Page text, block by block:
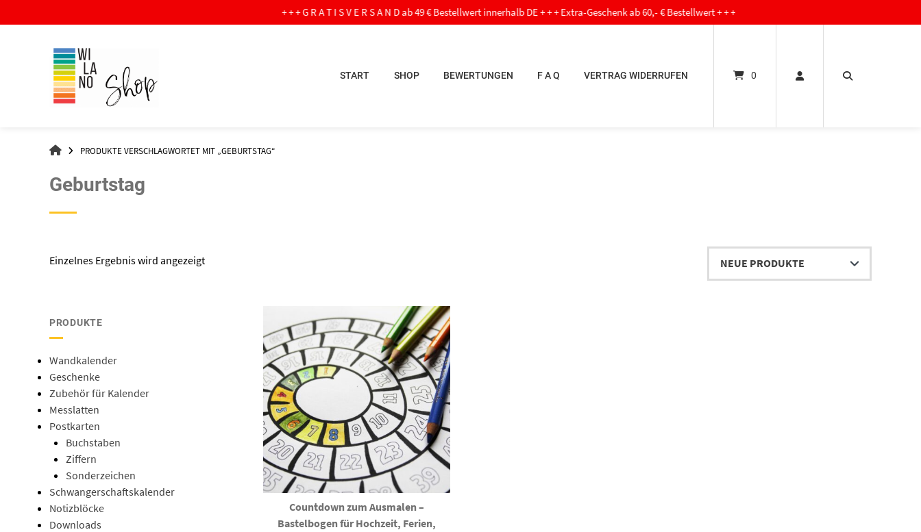
zum
+ + + G R A T I S V E R S A N D ab 49 € Bestellwert innerhalb DE + + + Extra-Geschenk ab 60,- € Bestellwert + + +
START SHOP BEWERTUNGEN F A Q VERTRAG WIDERRUFEN 0
WI-
NO
–
SHOP
PRODUKTE VERSCHLAGWORTET MIT „GEBURTSTAG“
Geburtstag
Einzelnes Ergebnis wird angezeigt
Countdown zum Ausmalen –
Bastelbogen für Hochzeit, Ferien,
PRODUKTE
Wandkalender
Geschenke
Zubehör für Kalender
Messlatten
Postkarten
Buchstaben
Ziffern
Sonderzeichen
Schwangerschaftskalender
Notizblöcke
Downloads